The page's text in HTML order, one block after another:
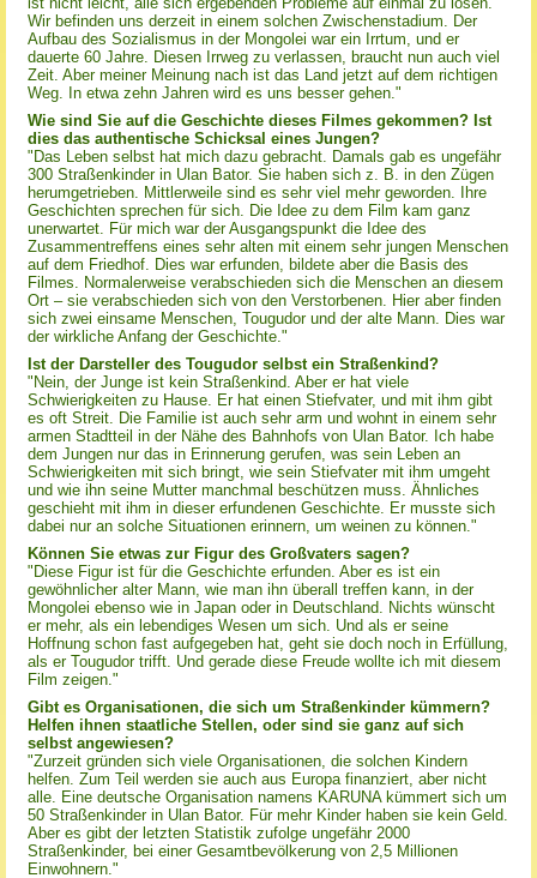
Wir befinden uns derzeit in einem solchen Zwischenstadium. Der
Aufbau des Sozialismus in der Mongolei war ein Irrtum, und er
dauerte 60 Jahre. Diesen Irrweg zu verlassen, braucht nun auch viel
Zeit. Aber meiner Meinung nach ist das Land jetzt auf dem richtigen
Weg. In etwa zehn Jahren wird es uns besser gehen."
Wie sind Sie auf die Geschichte dieses Filmes gekommen? Ist
dies das authentische Schicksal eines Jungen?
"Das Leben selbst hat mich dazu gebracht. Damals gab es ungefähr
300 Straßenkinder in Ulan Bator. Sie haben sich z. B. in den Zügen
herumgetrieben. Mittlerweile sind es sehr viel mehr geworden. Ihre
Geschichten sprechen für sich. Die Idee zu dem Film kam ganz
unerwartet. Für mich war der Ausgangspunkt die Idee des
Zusammentreffens eines sehr alten mit einem sehr jungen Menschen
auf dem Friedhof. Dies war erfunden, bildete aber die Basis des
Filmes. Normalerweise verabschieden sich die Menschen an diesem
Ort – sie verabschieden sich von den Verstorbenen. Hier aber finden
sich zwei einsame Menschen, Tougudor und der alte Mann. Dies war
der wirkliche Anfang der Geschichte."
Ist der Darsteller des Tougudor selbst ein Straßenkind?
"Nein, der Junge ist kein Straßenkind. Aber er hat viele
Schwierigkeiten zu Hause. Er hat einen Stiefvater, und mit ihm gibt
es oft Streit. Die Familie ist auch sehr arm und wohnt in einem sehr
armen Stadtteil in der Nähe des Bahnhofs von Ulan Bator. Ich habe
dem Jungen nur das in Erinnerung gerufen, was sein Leben an
Schwierigkeiten mit sich bringt, wie sein Stiefvater mit ihm umgeht
und wie ihn seine Mutter manchmal beschützen muss. Ähnliches
geschieht mit ihm in dieser erfundenen Geschichte. Er musste sich
dabei nur an solche Situationen erinnern, um weinen zu können."
Können Sie etwas zur Figur des Großvaters sagen?
"Diese Figur ist für die Geschichte erfunden. Aber es ist ein
gewöhnlicher alter Mann, wie man ihn überall treffen kann, in der
Mongolei ebenso wie in Japan oder in Deutschland. Nichts wünscht
er mehr, als ein lebendiges Wesen um sich. Und als er seine
Hoffnung schon fast aufgegeben hat, geht sie doch noch in Erfüllung,
als er Tougudor trifft. Und gerade diese Freude wollte ich mit diesem
Film zeigen."
Gibt es Organisationen, die sich um Straßenkinder kümmern?
Helfen ihnen staatliche Stellen, oder sind sie ganz auf sich
selbst angewiesen?
"Zurzeit gründen sich viele Organisationen, die solchen Kindern
helfen. Zum Teil werden sie auch aus Europa finanziert, aber nicht
alle. Eine deutsche Organisation namens KARUNA kümmert sich um
50 Straßenkinder in Ulan Bator. Für mehr Kinder haben sie kein Geld.
Aber es gibt der letzten Statistik zufolge ungefähr 2000
Straßenkinder, bei einer Gesamtbevölkerung von 2,5 Millionen
Einwohnern."